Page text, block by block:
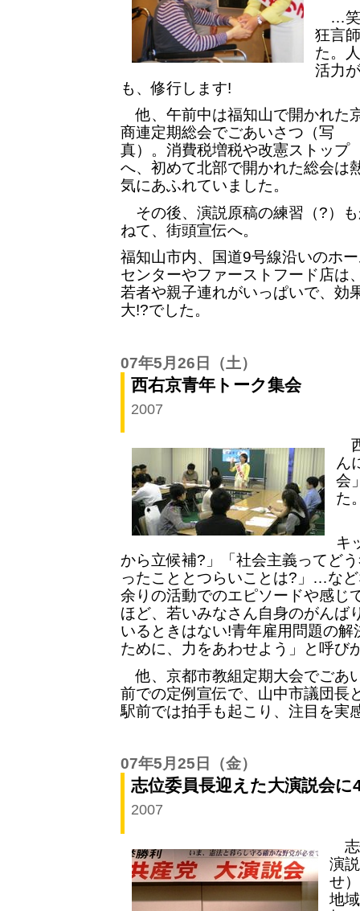
…笑
狂言
た。
活力
も、修行します!
他、午前中は福知山で開かれた
商連定期総会でごあいさつ（写
真）。消費税増税や改憲ストップ
へ、初めて北部で開かれた総会は
気にあふれていました。
その後、演説原稿の練習（?）
ねて、街頭宣伝へ。
福知山市内、国道9号線沿いのホ
センターやファーストフード店は
若者や親子連れがいっぱいで、効
大!?でした。
07年5月26日 （土）
西右京青年トーク集会
2007
ん
会
た
キ
から立候補?」「社会主義ってど
ったこととつらいことは?」…な
余りの活動でのエピソードや感じ
ほど、若いみなさん自身のがんば
いるときはない!青年雇用問題の
ために、力をあわせよう」と呼び
他、京都市教組定期大会でごあ
前での定例宣伝で、山中市議団長
駅前では拍手も起こり、注目を実
07年5月25日 （金）
志位委員長迎えた大演説会に
2007
志
演
せ
地